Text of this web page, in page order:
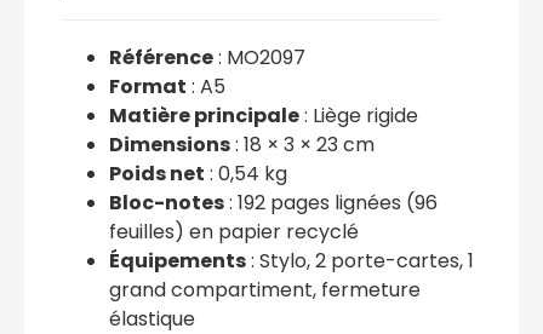
Référence: MO2097
Format : A5
Matière principale: Liège rigide
Dimensions: 18 × 3 × 23 cm
Poids net : 0,54 kg
Bloc-notes: 192 pages lignées (96
feuilles) en papier recyclé
Équipements: Stylo, 2 porte-cartes, 1
grand compartiment, fermeture
élastique